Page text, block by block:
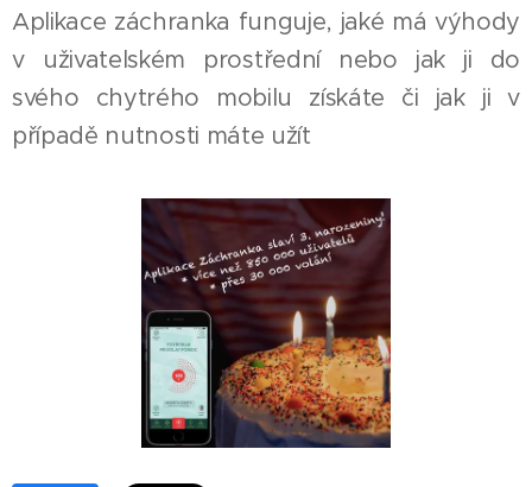
Aplikace záchranka funguje, jaké má výhody
v uživatelském prostřední nebo jak ji do
svého chytrého mobilu získáte či jak ji v
případě nutnosti máte užít 📲